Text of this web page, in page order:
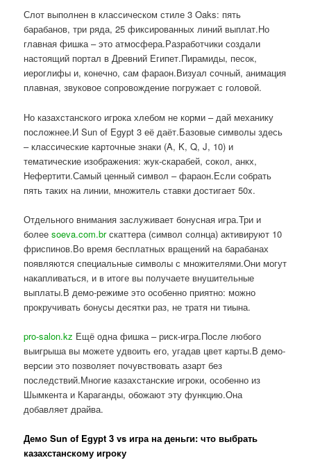
Слот выполнен в классическом стиле 3 Oaks: пять
барабанов, три ряда, 25 фиксированных линий выплат.Но
главная фишка – это атмосфера.Разработчики создали
настоящий портал в Древний Египет.Пирамиды, песок,
иероглифы и, конечно, сам фараон.Визуал сочный, анимация
плавная, звуковое сопровождение погружает с головой.
Но казахстанского игрока хлебом не корми – дай механику
посложнее.И Sun of Egypt 3 её даёт.Базовые символы здесь
– классические карточные знаки (A, K, Q, J, 10) и
тематические изображения: жук-скарабей, сокол, анкх,
Нефертити.Самый ценный символ – фараон.Если собрать
пять таких на линии, множитель ставки достигает 50x.
Отдельного внимания заслуживает бонусная игра.Три и
болееsoeva.com.brскаттера (символ солнца) активируют 10
фриспинов.Во время бесплатных вращений на барабанах
появляются специальные символы с множителями.Они могут
накапливаться, и в итоге вы получаете внушительные
выплаты.В демо-режиме это особенно приятно: можно
прокручивать бонусы десятки раз, не тратя ни тиына.
pro-salon.kz Ещё одна фишка – риск-игра.После любого
выигрыша вы можете удвоить его, угадав цвет карты.В демо-
версии это позволяет почувствовать азарт без
последствий.Многие казахстанские игроки, особенно из
Шымкента и Караганды, обожают эту функцию.Она
добавляет драйва.
Демо Sun of Egypt 3 vs игра на деньги: что выбрать
казахстанскому игроку